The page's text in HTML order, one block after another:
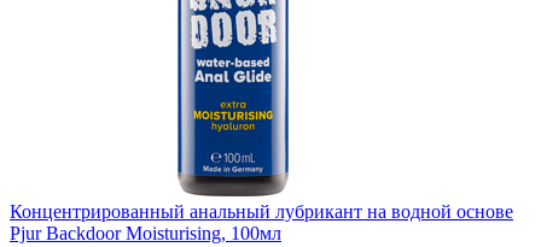
Концентрированный анальный лубрикант на водной основе
Pjur Backdoor Moisturising, 100мл